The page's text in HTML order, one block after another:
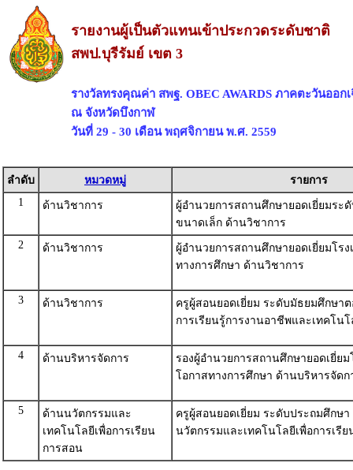
รายงานผู้เป็นตัวแทนเข้าประกวดระดับชาติ
สพป.บุรีรัมย์ เขต 3
รางวัลทรงคุณค่า สพฐ. OBEC AWARDS ภาคตะวันออก
ณ จังหวัดบึงกาฬ
วันที่ 29 - 30 เดือน พฤศจิกายน พ.ศ. 2559
ลำดับ หมวดหมู่
รายการ
1
ด้านวิชาการ
ผู้อำนวยการสถานศึกษายอดเยี่ยมระ
ขนาดเล็ก ด้านวิชาการ
2
ด้านวิชาการ
ผู้อำนวยการสถานศึกษายอดเยี่ยมโร
ทางการศึกษา ด้านวิชาการ
3 ด้านวิชาการ
ครูผู้สอนยอดเยี่ยม ระดับมัธยมศึกษา
การเรียนรู้การงานอาชีพและเทคโน
4 ด้านบริหารจัดการ
รองผู้อำนวยการสถานศึกษายอดเยี่ยม
โอกาสทางการศึกษา ด้านบริหารจัดก
5
ด้านนวัตกรรมและ
เทคโนโลยีเพื่อการเรียน
การสอน
ครูผู้สอนยอดเยี่ยม ระดับประถมศึกษ
นวัตกรรมและเทคโนโลยีเพื่อการเรี